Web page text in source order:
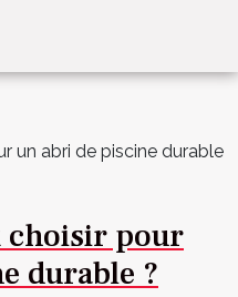
un abri de piscine durable
choisir pour
durable ?